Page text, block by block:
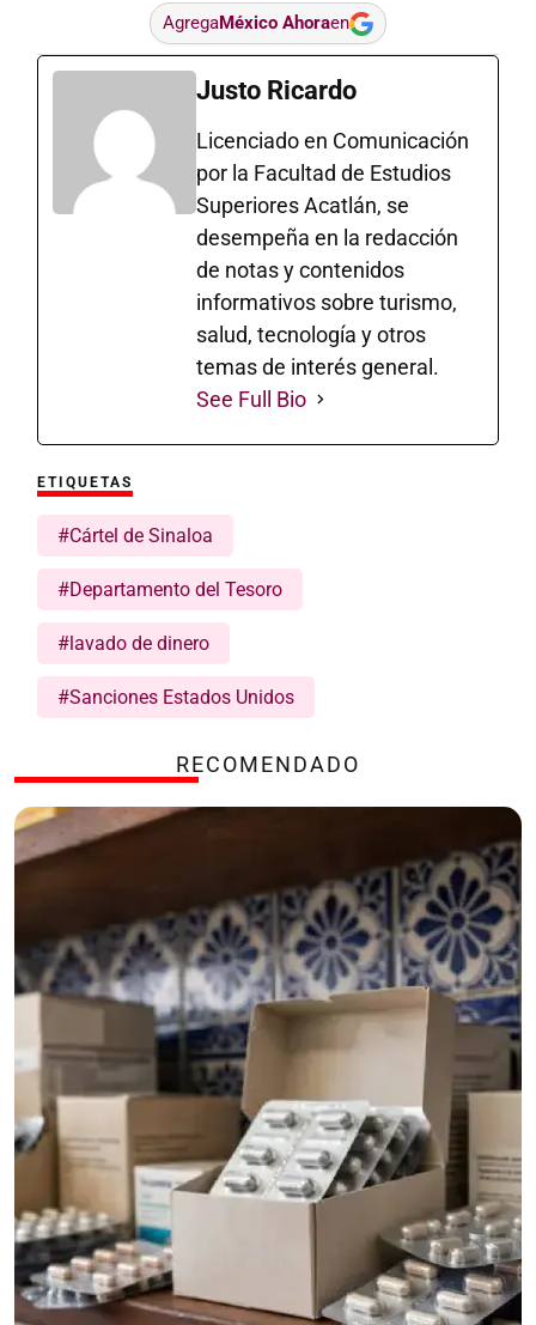
AgregaMéxico Ahoraen
Justo Ricardo
Licenciado en Comunicación
por la Facultad de Estudios
Superiores Acatlán, se
desempeña en la redacción
de notas y contenidos
informativos sobre turismo,
salud, tecnología y otros
temas de interés general.
See Full Bio
ETIQUETAS
#Cártel de Sinaloa
#Departamento del Tesoro
#lavado de dinero
#Sanciones Estados Unidos
RECOMENDADO